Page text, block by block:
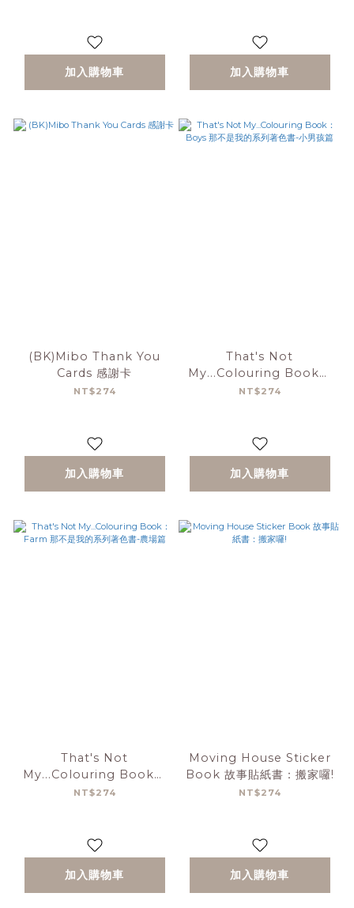
加入購物車 加入購物車
(BK)Mibo Thank You
Cards 感謝卡
NT$274
加入購物車
That's Not
My...Colouring Book：
Boys 那不是我的系列著色
NT$274
加入購物車
That's Not
My...Colouring Book：
Farm 那不是我的系列著色
NT$274
加入購物車
Moving House Sticker
Book 故事貼紙書：搬家囉!
NT$274
加入購物車